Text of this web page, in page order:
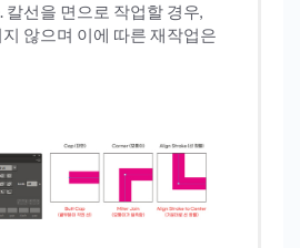
칼선을 면으로 작업할 경우,
않으며 이에 따른 재작업은